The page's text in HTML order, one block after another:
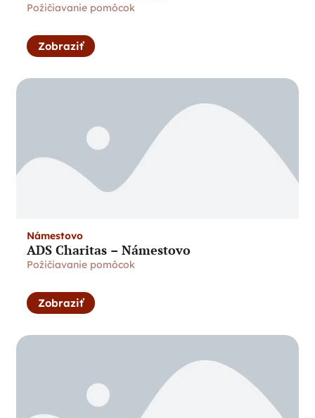
Požičiavanie pomôcok
Zobraziť
Námestovo
ADS Charitas – Námestovo
Požičiavanie pomôcok
Zobraziť